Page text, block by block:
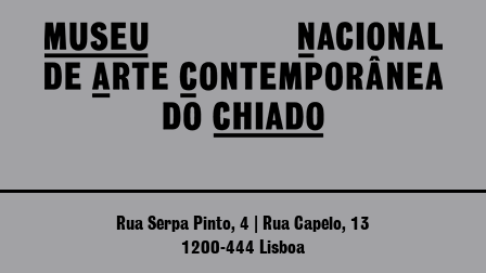
Rua Serpa Pinto, 4 | Rua Capelo, 13
1200-444 Lisboa